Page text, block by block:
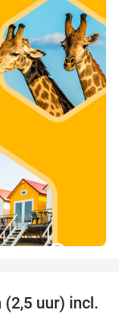
50%
uur) incl.